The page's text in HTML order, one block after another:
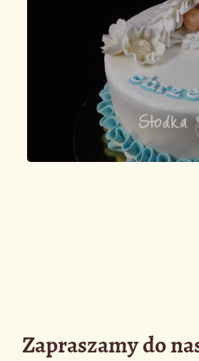
Zapraszamy do